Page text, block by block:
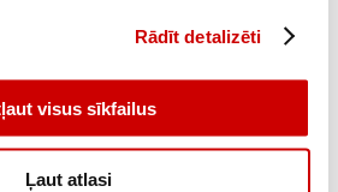
Rādīt detalizēti
visus sīkfailus
Ļaut atlasi